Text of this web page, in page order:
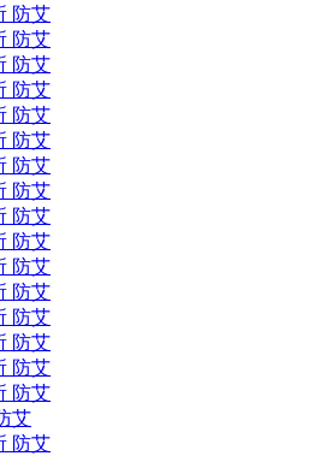
防艾
防艾
防艾
防艾
防艾
防艾
防艾
防艾
防艾
防艾
防艾
防艾
防艾
防艾
防艾
防艾
艾
防艾